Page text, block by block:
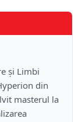
și Limbi
din
masterul la